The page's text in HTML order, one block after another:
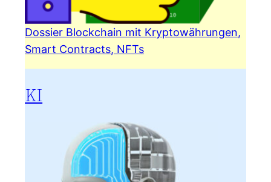
Dossier Blockchain mit Kryptowährungen,
Smart Contracts, NFTs
KI